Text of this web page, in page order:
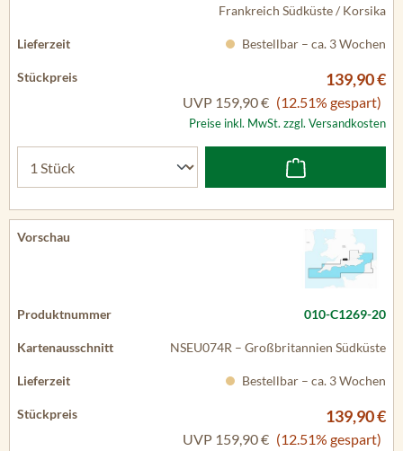
Frankreich Südküste / Korsika
Bestellbar – ca. 3 Wochen
139,90 €
UVP 159,90 € (12.51% gespart)
Preise inkl. MwSt. zzgl. Versandkosten
010-C1269-20
NSEU074R – Großbritannien Südküste
Bestellbar – ca. 3 Wochen
139,90 €
UVP 159,90 € (12.51% gespart)